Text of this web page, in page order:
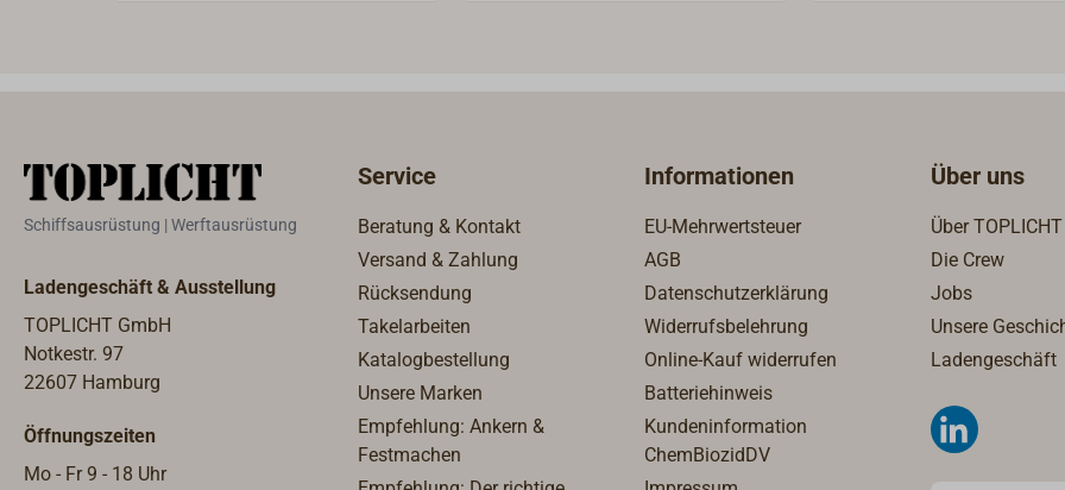
Schotwinde.
(1991-110) montiert
Schotwinde.
Schiffsausrüstung | Werftausrüstung
Ladengeschäft & Ausstellung
TOPLICHT GmbH
Notkestr. 97
22607 Hamburg
Öffnungszeiten
Mo - Fr 9 - 18 Uhr
Service
Beratung & Kontakt
Versand & Zahlung
Rücksendung
Takelarbeiten
Katalogbestellung
Unsere Marken
Empfehlung: Ankern &
Festmachen
Informationen
EU-Mehrwertsteuer
AGB
Datenschutzerklärung
Widerrufsbelehrung
Online-Kauf widerrufen
Batteriehinweis
Kundeninformation
ChemBiozidDV
Über uns
Über TOPLICHT
Die Crew
Jobs
Unsere
Ladengeschäft